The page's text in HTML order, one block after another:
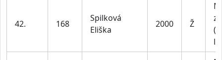
42. 168
Spilková
Eliška
2000 Ž